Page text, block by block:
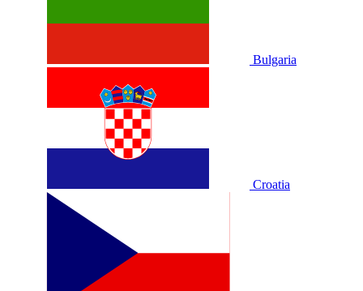
Bulgaria
Croatia